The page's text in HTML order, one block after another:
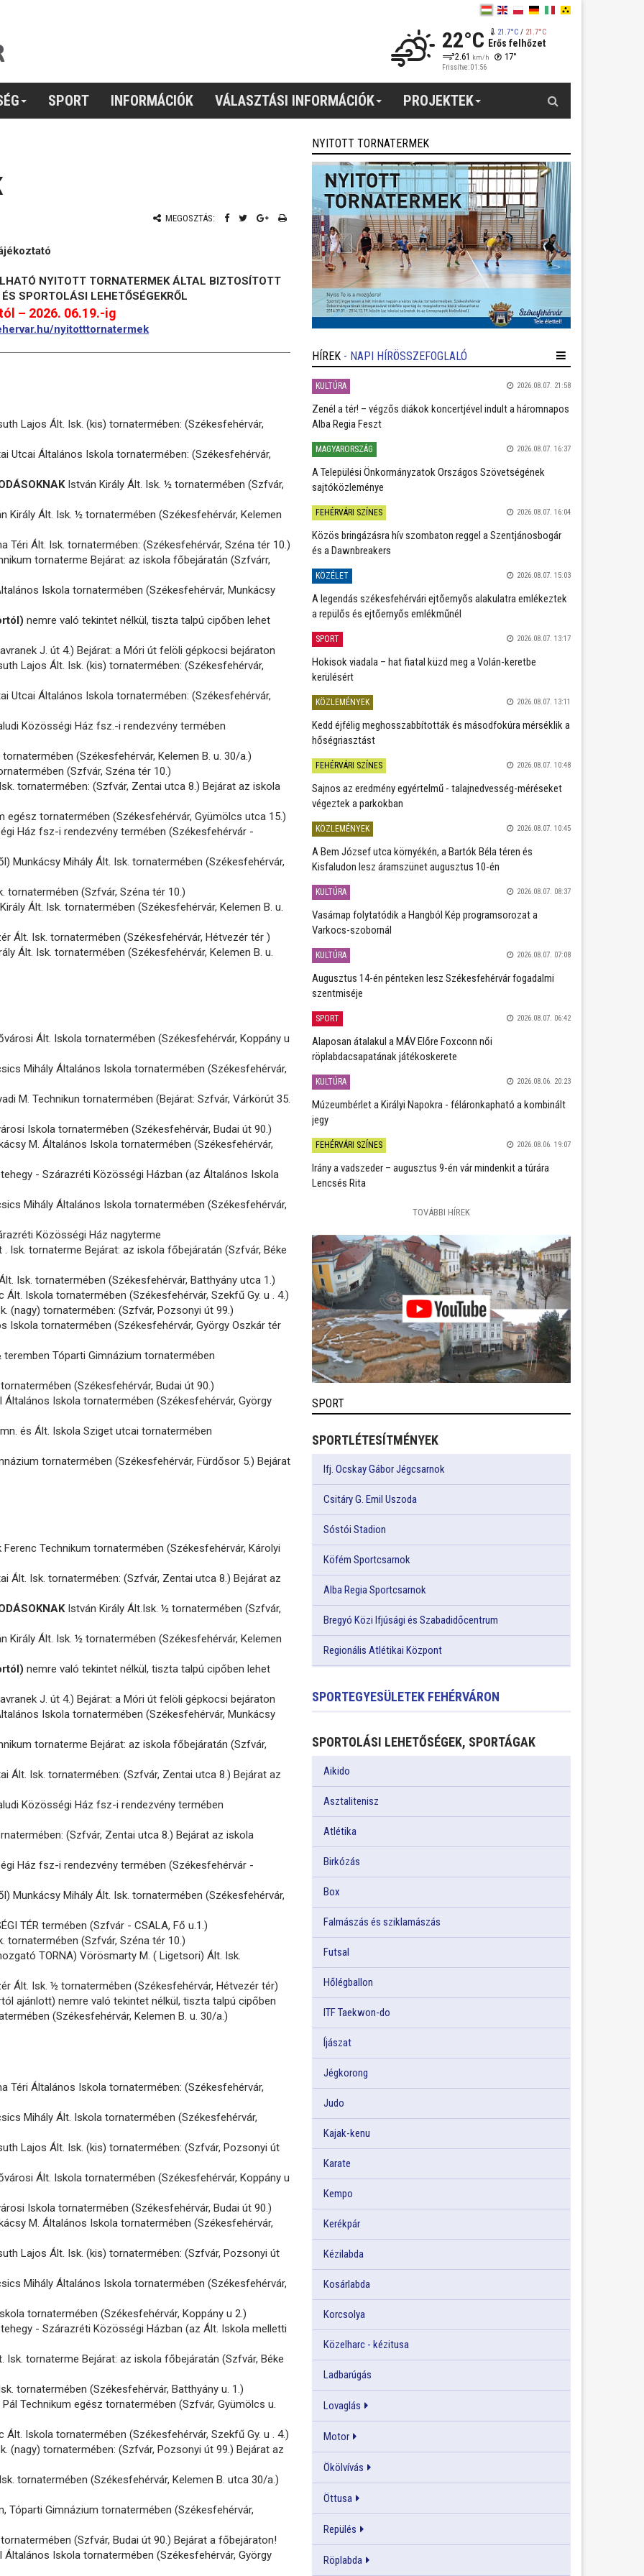
22°C 21.7°C/ 21.7°C
Erős felhőzet
2.61 km/h 17°
Frissítve: 01:56
SPORT INFORMÁCIÓK VÁLASZTÁSI INFORMÁCIÓK PROJEKTEK
MEGOSZTÁS:
NYITOTT TORNATERMEK ÁLTAL BIZTOSÍTOTT
SPORTOLÁSI LEHETŐSÉGEKRŐL
– 2026. 06.19.-ig
nyitotttornatermek
Lajos Ált. Isk. (kis) tornatermében: (Székesfehérvár,
Utcai Általános Iskola tornatermében: (Székesfehérvár,
István Király Ált. Isk. ½ tornatermében (Szfvár,
Király Ált. Isk. ½ tornatermében (Székesfehérvár, Kelemen
Téri Ált. Isk. tornatermében: (Székesfehérvár, Széna tér 10.)
tornaterme Bejárat: az iskola főbejáratán (Szfvárr,
Iskola tornatermében (Székesfehérvár, Munkácsy
nemre való tekintet nélkül, tiszta talpú cipőben lehet
J. út 4.) Bejárat: a Móri út felöli gépkocsi bejáraton
Lajos Ált. Isk. (kis) tornatermében: (Székesfehérvár,
Utcai Általános Iskola tornatermében: (Székesfehérvár,
Közösségi Ház fsz.-i rendezvény termében
(Székesfehérvár, Kelemen B. u. 30/a.)
(Szfvár, Széna tér 10.)
tornatermében: (Szfvár, Zentai utca 8.) Bejárat az iskola
egész tornatermében (Székesfehérvár, Gyümölcs utca 15.)
Ház fsz-i rendezvény termében (Székesfehérvár -
Munkácsy Mihály Ált. Isk. tornatermében (Székesfehérvár,
tornatermében (Szfvár, Széna tér 10.)
Ált. Isk. tornatermében (Székesfehérvár, Kelemen B. u.
Ált. Isk. tornatermében (Székesfehérvár, Hétvezér tér )
Ált. Isk. tornatermében (Székesfehérvár, Kelemen B. u.
Ált. Iskola tornatermében (Székesfehérvár, Koppány u
Mihály Általános Iskola tornatermében (Székesfehérvár,
M. Technikun tornatermében (Bejárat: Szfvár, Várkörút 35.
Iskola tornatermében (Székesfehérvár, Budai út 90.)
M. Általános Iskola tornatermében (Székesfehérvár,
- Szárazréti Közösségi Házban (az Általános Iskola
Mihály Általános Iskola tornatermében (Székesfehérvár,
Közösségi Ház nagyterme
Isk. tornaterme Bejárat: az iskola főbejáratán (Szfvár, Béke
Isk. tornatermében (Székesfehérvár, Batthyány utca 1.)
Ált. Iskola tornatermében (Székesfehérvár, Szekfű Gy. u . 4.)
(nagy) tornatermében: (Szfvár, Pozsonyi út 99.)
Iskola tornatermében (Székesfehérvár, György Oszkár tér
Tóparti Gimnázium tornatermében
(Székesfehérvár, Budai út 90.)
Általános Iskola tornatermében (Székesfehérvár, György
és Ált. Iskola Sziget utcai tornatermében
tornatermében (Székesfehérvár, Fürdősor 5.) Bejárat
Ferenc Technikum tornatermében (Székesfehérvár, Károlyi
Ált. Isk. tornatermében: (Szfvár, Zentai utca 8.) Bejárat az
István Király Ált.Isk. ½ tornatermében (Szfvár,
Király Ált. Isk. ½ tornatermében (Székesfehérvár, Kelemen
nemre való tekintet nélkül, tiszta talpú cipőben lehet
J. út 4.) Bejárat: a Móri út felöli gépkocsi bejáraton
Iskola tornatermében (Székesfehérvár, Munkácsy
tornaterme Bejárat: az iskola főbejáratán (Szfvár,
Ált. Isk. tornatermében: (Szfvár, Zentai utca 8.) Bejárat az
Közösségi Ház fsz-i rendezvény termében
(Szfvár, Zentai utca 8.) Bejárat az iskola
Ház fsz-i rendezvény termében (Székesfehérvár -
Munkácsy Mihály Ált. Isk. tornatermében (Székesfehérvár,
TÉR termében (Szfvár - CSALA, Fő u.1.)
tornatermében (Szfvár, Széna tér 10.)
TORNA) Vörösmarty M. ( Ligetsori) Ált. Isk.
Ált. Isk. ½ tornatermében (Székesfehérvár, Hétvezér tér)
ajánlott) nemre való tekintet nélkül, tiszta talpú cipőben
(Székesfehérvár, Kelemen B. u. 30/a.)
Téri Általános Iskola tornatermében: (Székesfehérvár,
Mihály Ált. Iskola tornatermében (Székesfehérvár,
Lajos Ált. Isk. (kis) tornatermében: (Szfvár, Pozsonyi út
Ált. Iskola tornatermében (Székesfehérvár, Koppány u
Iskola tornatermében (Székesfehérvár, Budai út 90.)
M. Általános Iskola tornatermében (Székesfehérvár,
Lajos Ált. Isk. (kis) tornatermében: (Szfvár, Pozsonyi út
Mihály Általános Iskola tornatermében (Székesfehérvár,
tornatermében (Székesfehérvár, Koppány u 2.)
- Szárazréti Közösségi Házban (az Ált. Iskola melletti
Isk. tornaterme Bejárat: az iskola főbejáratán (Szfvár, Béke
tornatermében (Székesfehérvár, Batthyány u. 1.)
Technikum egész tornatermében (Szfvár, Gyümölcs u.
Ált. Iskola tornatermében (Székesfehérvár, Szekfű Gy. u . 4.)
(nagy) tornatermében: (Szfvár, Pozsonyi út 99.) Bejárat az
tornatermében (Székesfehérvár, Kelemen B. utca 30/a.)
Tóparti Gimnázium tornatermében (Székesfehérvár,
(Szfvár, Budai út 90.) Bejárat a főbejáraton!
Általános Iskola tornatermében (Székesfehérvár, György
NYITOTT TORNATERMEK
HÍREK - NAPI HÍRÖSSZEFOGLALÓ
KULTÚRA 2026.08.07. 21:58
Zenél a tér! – végzős diákok koncertjével indult a háromnapos
Alba Regia Feszt
MAGYARORSZÁG 2026.08.07. 16:37
A Települési Önkormányzatok Országos Szövetségének
sajtóközleménye
FEHÉRVÁRI SZÍNES 2026.08.07. 16:04
Közös bringázásra hív szombaton reggel a Szentjánosbogár
és a Dawnbreakers
KÖZÉLET 2026.08.07. 15:03
A legendás székesfehérvári ejtőernyős alakulatra emlékeztek
a repülős és ejtőernyős emlékműnél
SPORT 2026.08.07. 13:17
Hokisok viadala – hat fiatal küzd meg a Volán-keretbe
kerülésért
KÖZLEMÉNYEK 2026.08.07. 13:11
Kedd éjfélig meghosszabbították és másodfokúra mérséklik a
hőségriasztást
FEHÉRVÁRI SZÍNES 2026.08.07. 10:48
Sajnos az eredmény egyértelmű - talajnedvesség-méréseket
végeztek a parkokban
KÖZLEMÉNYEK 2026.08.07. 10:45
A Bem József utca környékén, a Bartók Béla téren és
Kisfaludon lesz áramszünet augusztus 10-én
KULTÚRA 2026.08.07. 08:37
Vasárnap folytatódik a Hangból Kép programsorozat a
Varkocs-szobornál
KULTÚRA 2026.08.07. 07:08
Augusztus 14-én pénteken lesz Székesfehérvár fogadalmi
szentmiséje
SPORT 2026.08.07. 06:42
Alaposan átalakul a MÁV Előre Foxconn női
röplabdacsapatának játékoskerete
KULTÚRA 2026.08.06. 20:23
Múzeumbérlet a Királyi Napokra - féláronkapható a kombinált
jegy
FEHÉRVÁRI SZÍNES 2026.08.06. 19:07
Irány a vadszeder – augusztus 9-én vár mindenkit a túrára
Lencsés Rita
TOVÁBBI HÍREK
SPORT
SPORTLÉTESÍTMÉNYEK
Ifj. Ocskay Gábor Jégcsarnok
Csitáry G. Emil Uszoda
Sóstói Stadion
Köfém Sportcsarnok
Alba Regia Sportcsarnok
Bregyó Közi Ifjúsági és Szabadidőcentrum
Regionális Atlétikai Központ
SPORTEGYESÜLETEK FEHÉRVÁRON
SPORTOLÁSI LEHETŐSÉGEK, SPORTÁGAK
Aikido
Asztalitenisz
Atlétika
Birkózás
Box
Falmászás és sziklamászás
Futsal
Hőlégballon
ITF Taekwon-do
Íjászat
Jégkorong
Judo
Kajak-kenu
Karate
Kempo
Kerékpár
Kézilabda
Kosárlabda
Korcsolya
Közelharc - kézitusa
Ladbarúgás
Lovaglás
Motor
Ökölvívás
Öttusa
Repülés
Röplabda